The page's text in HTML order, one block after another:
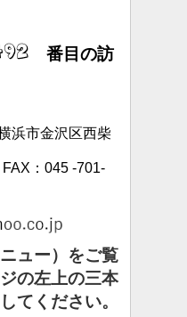
番目の訪
浜市金沢区西柴
：045 -701-
ュー）をご覧
の左上の三本
てください。